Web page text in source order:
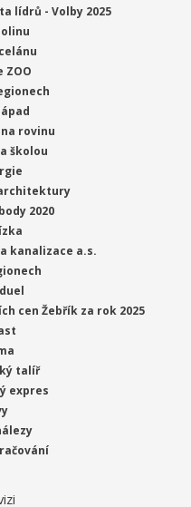
lídrů - Volby 2025
ZOO
rovinu
školou
2020
kanalizace a.s.
cen Žebřík za rok 2025
talíř
expres